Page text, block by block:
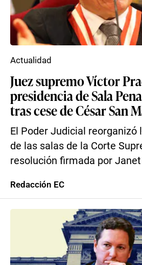
Juez supremo Víctor
presidencia de Sala
tras cese de César San
El Poder Judicial reorganizó
de las salas de la Corte
resolución firmada por
Actualidad
Redacción EC